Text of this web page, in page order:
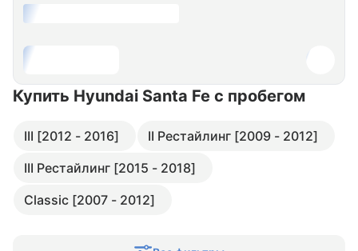
Купить Hyundai Santa Fe с пробегом
III [2012 - 2016]
II Рестайлинг [2009 - 2012]
III Рестайлинг [2015 - 2018]
Classic [2007 - 2012]